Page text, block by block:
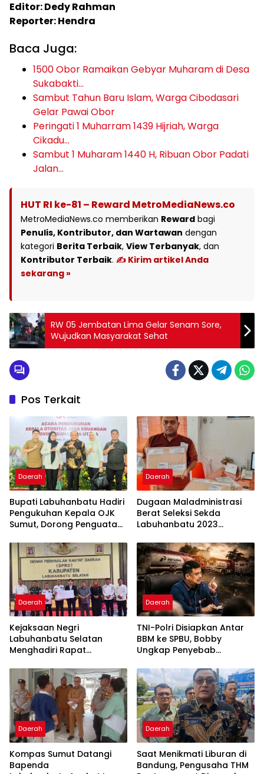
Editor: Dedy Rahman
Reporter: Hendra
Baca Juga:
1500 Obor Ramaikan Gebyar Muharam di Desa
Sukabakti…
Sambut Tahun Baru Islam, Warga Cibodasari
Gelar Pawai Obor
Peringati 1 Muharram 1439 Hijriah, Warga
Cikadu…
Sambut 1 Muharam 1440 H, Ribuan Obor Padati
Jalan…
HUT RI ke-81 – Reward MetroMediaNews.co
MetroMediaNews.co memberikan Reward bagi
Penulis, Kontributor, dan Wartawan dengan
kategori Berita Terbaik, View Terbanyak, dan
Kontributor Terbaik. ✍️ Kirim artikel Anda
sekarang »
RW 05 Jembatan Lima Gelar Senam Sore,
Wujudkan Masyarakat Sehat
Pos Terkait
Daerah
Bupati Labuhanbatu Hadiri
Pengukuhan Kepala OJK
Sumut, Dorong Penguatan
Daerah
Dugaan Maladministrasi
Berat Seleksi Sekda
Labuhanbatu 2023
KPK, dan Kejagung
Daerah
Kejaksaan Negri
Labuhanbatu Selatan
Menghadiri Rapat
Labuhanbatu Selatan
Daerah
TNI-Polri Disiapkan Antar
BBM ke SPBU, Bobby
Ungkap Penyebab
dengan Pertamina
Daerah
Kompas Sumut Datangi
Bapenda
Daerah
Saat Menikmati Liburan di
Bandung, Pengusaha THM